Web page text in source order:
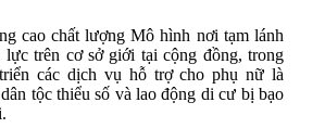
cao chất lượng Mô hình nơi tạm lánh
trên cơ sở giới tại cộng đồng, trong
các dịch vụ hỗ trợ cho phụ nữ là
tộc thiểu số và lao động di cư bị bạo